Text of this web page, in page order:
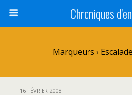
Chroniques
Marqueurs ›
16 FÉVRIER 2008